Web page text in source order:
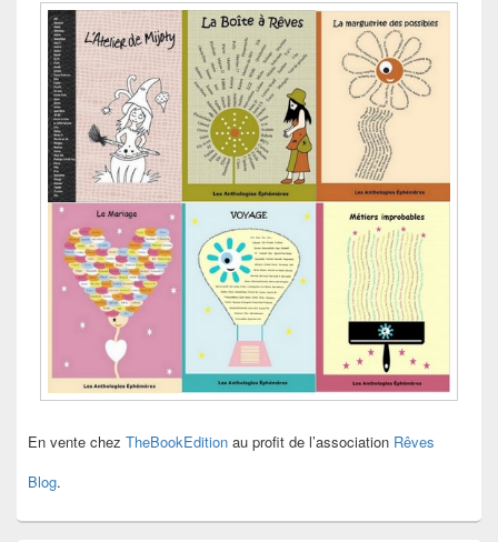
En vente chez TheBookEdition au profit de l’association Rêves
Blog.